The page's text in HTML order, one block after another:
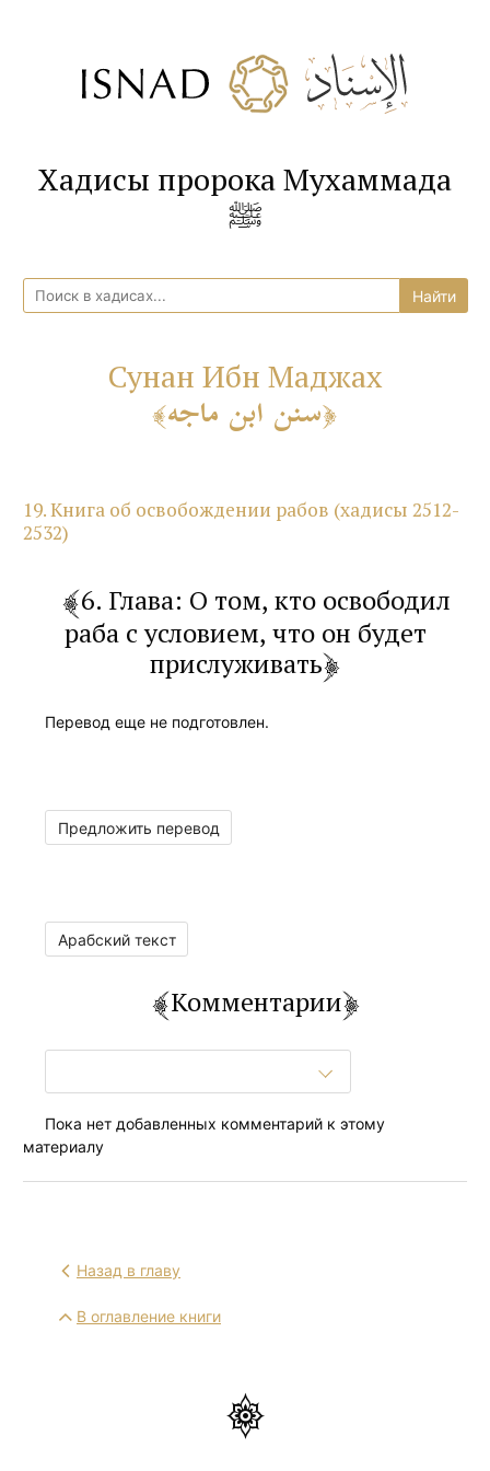
Хадисы пророка Мухаммада
ﷺ
Сунан Ибн Маджах
سنن ابن ماجه
19. Книга об освобождении рабов (хадисы 2512-
2532)
6. Глава: О том, кто освободил
раба с условием, что он будет
прислуживать
Перевод еще не подготовлен.
Предложить перевод
Арабский текст
Комментарии
Пока нет добавленных комментарий к этому
материалу
Назад в главу
В оглавление книги